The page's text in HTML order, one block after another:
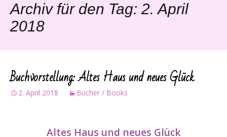
Archiv für den Tag: 2. April
2018
Buchvorstellung: Altes Haus und neues Glück
2. April 2018 Bücher / Books
Altes Haus und neues Glück